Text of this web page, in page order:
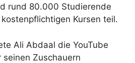
rund 80.000 Studierende
Kursen teil.
Ali Abdaal die YouTube
Zuschauern